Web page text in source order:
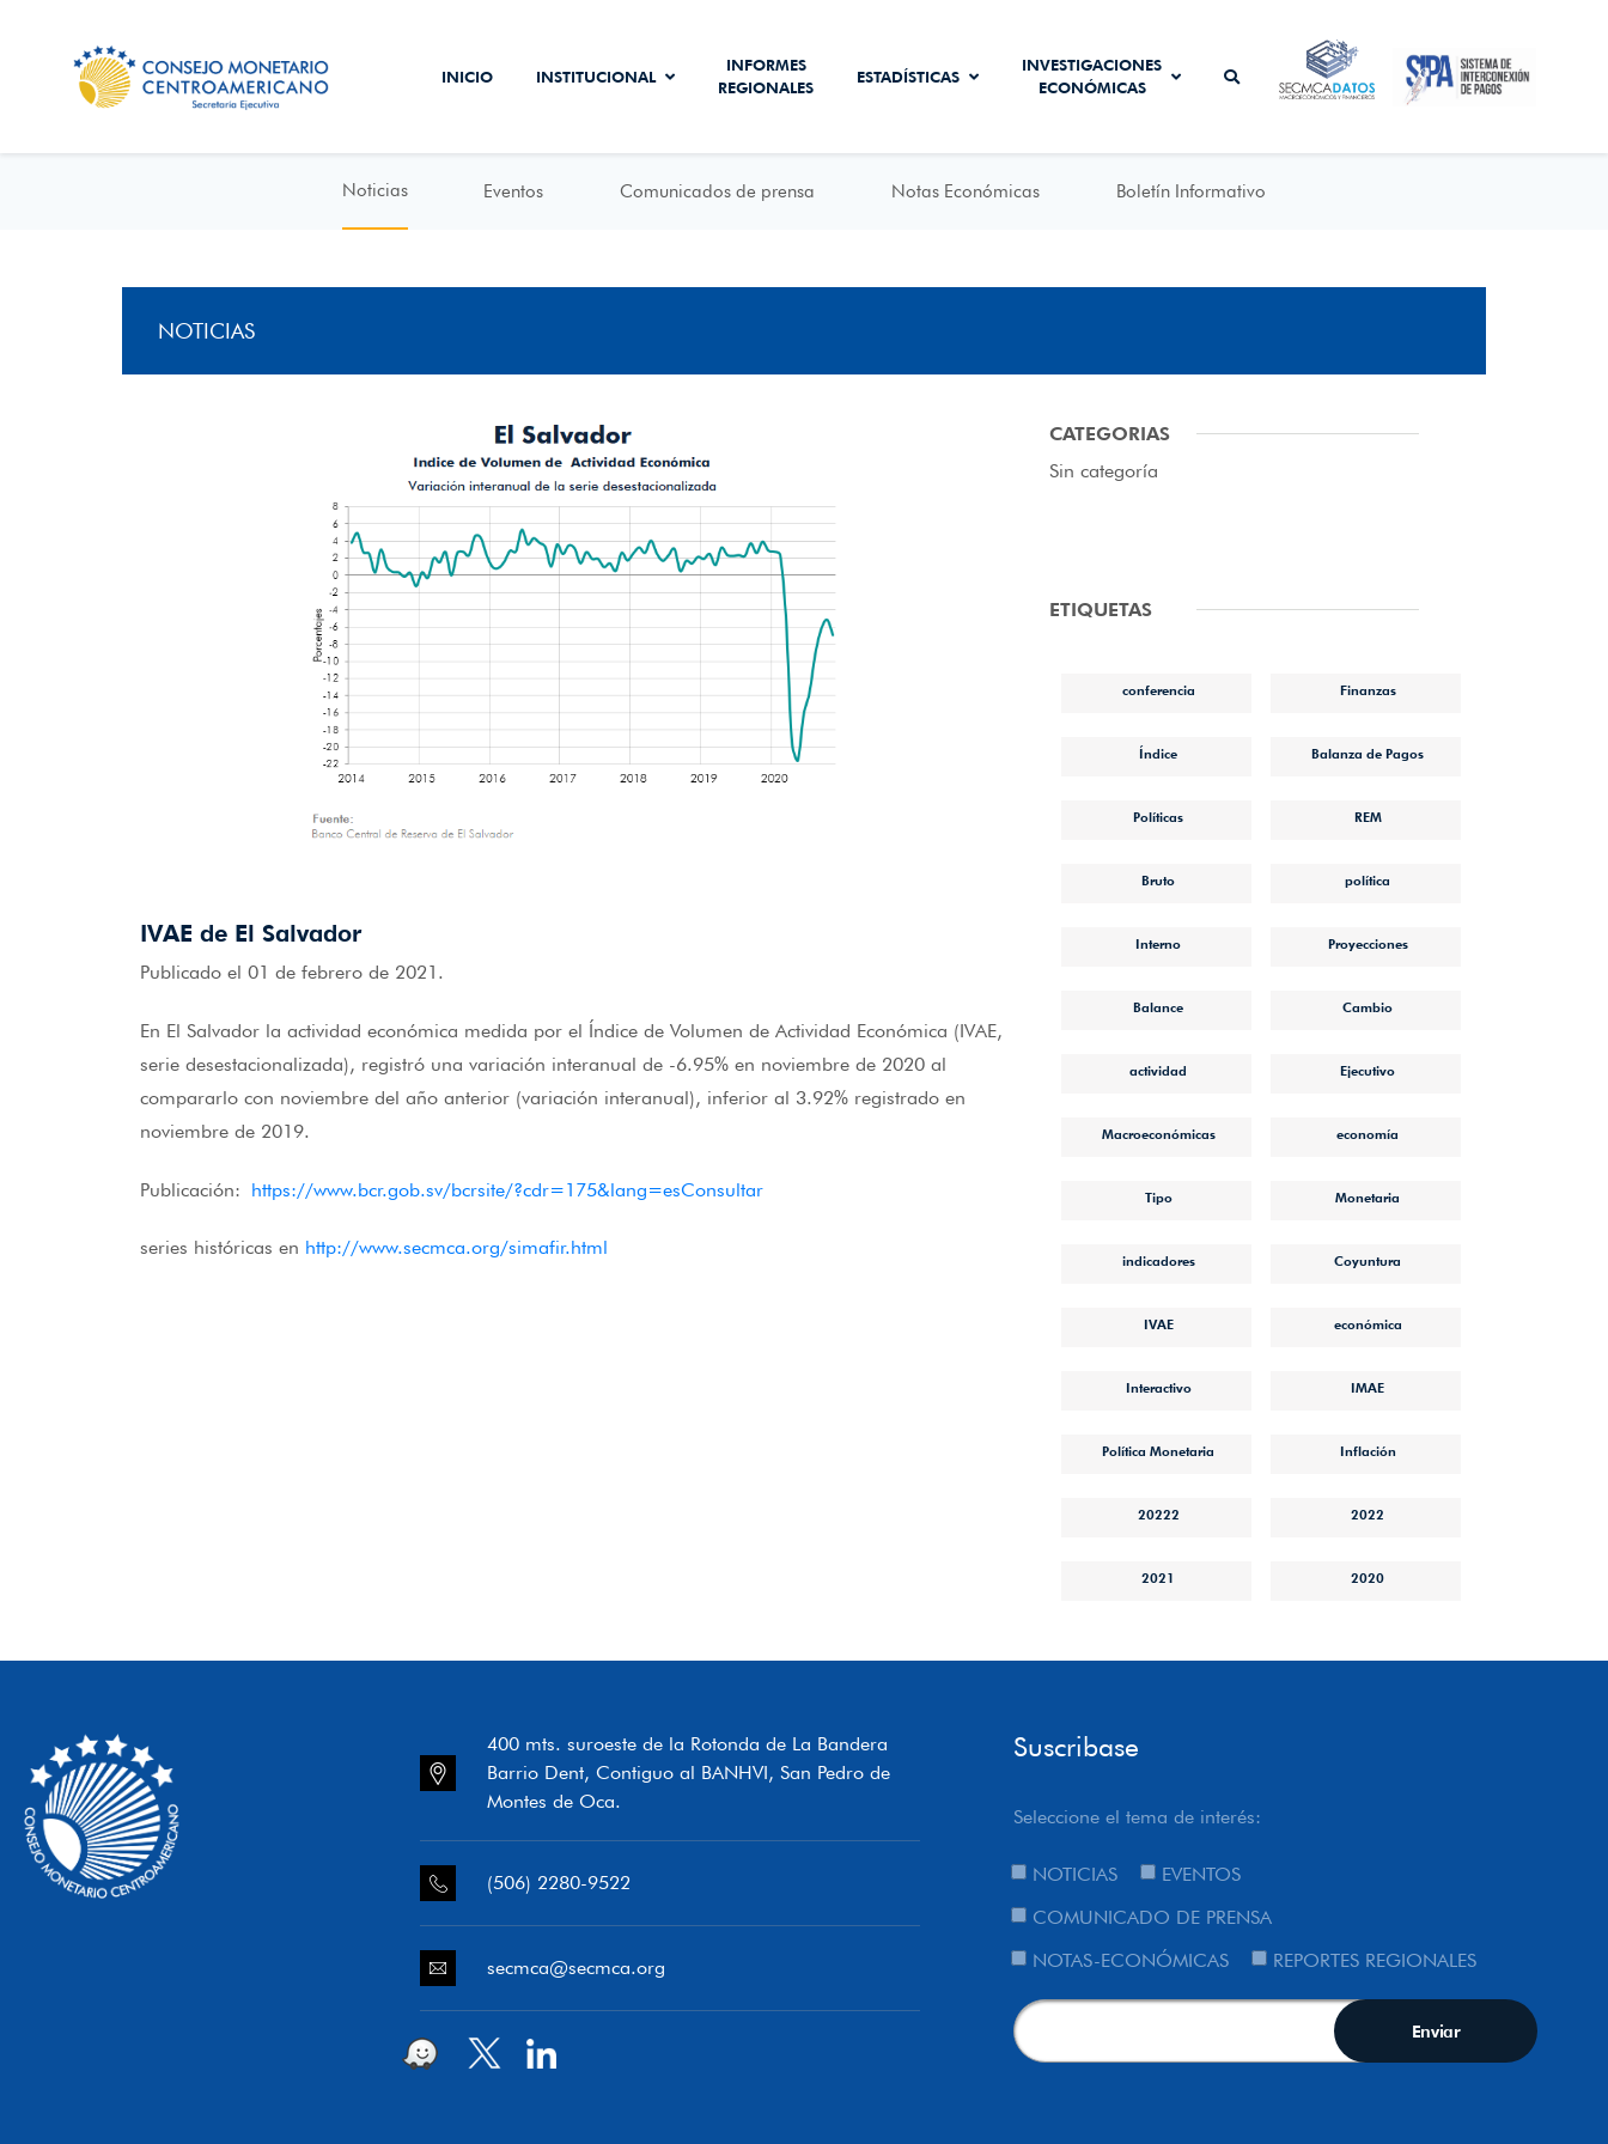
INICIO INSTITUCIONAL
INFORMES
REGIONALES
ESTADÍSTICAS
INVESTIGACIONES
ECONÓMICAS
SECMCA
DATOS
SISTEMA DE
INTERCONEXIÓN
DE PAGOS
Noticias Eventos Comunicados de prensa Notas Económicas Boletín Informativo
NOTICIAS
IVAE de El Salvador
Publicado el 01 de febrero de 2021.
En El Salvador la actividad económica medida por el Índice de Volumen de Actividad Económica (IVAE,
serie desestacionalizada), registró una variación interanual de -6.95% en noviembre de 2020 al
compararlo con noviembre del año anterior (variación interanual), inferior al 3.92% registrado en
noviembre de 2019.
Publicación: https://www.bcr.gob.sv/bcrsite/?cdr=175&lang=esConsultar
series históricas en http://www.secmca.org/simafir.html
CATEGORIAS
Sin categoría
ETIQUETAS
conferencia Finanzas
Índice Balanza de Pagos
Políticas REM
Bruto política
Interno Proyecciones
Balance Cambio
actividad Ejecutivo
Macroeconómicas economía
Tipo Monetaria
indicadores Coyuntura
IVAE económica
Interactivo IMAE
Política Monetaria Inflación
20222 2022
2021 2020
400 mts. suroeste de la Rotonda de La Bandera
Barrio Dent, Contiguo al BANHVI, San Pedro de
Montes de Oca.
(506) 2280-9522
secmca@secmca.org
Suscribase
Seleccione el tema de interés:
NOTICIAS
EVENTOS
COMUNICADO DE PRENSA
NOTAS-ECONÓMICAS
REPORTES REGIONALES